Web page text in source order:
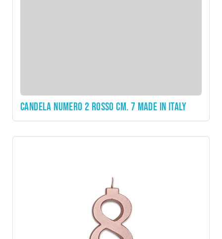
CANDELA NUMERO 2 ROSSO CM. 7 MADE IN ITALY